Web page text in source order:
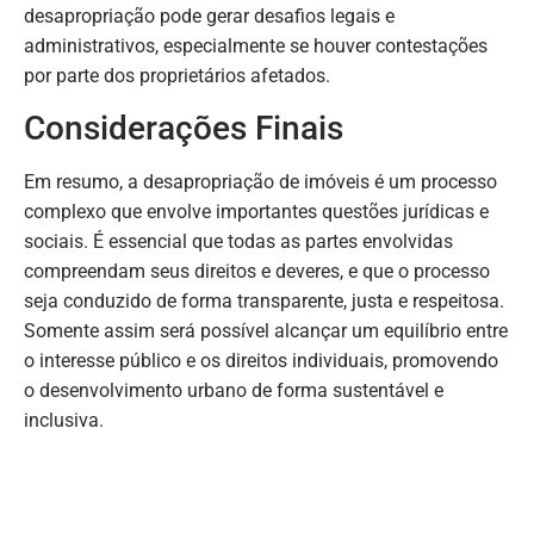
desapropriação pode gerar desafios legais e
administrativos, especialmente se houver contestações
por parte dos proprietários afetados.
Considerações Finais
Em resumo, a desapropriação de imóveis é um processo
complexo que envolve importantes questões jurídicas e
sociais. É essencial que todas as partes envolvidas
compreendam seus direitos e deveres, e que o processo
seja conduzido de forma transparente, justa e respeitosa.
Somente assim será possível alcançar um equilíbrio entre
o interesse público e os direitos individuais, promovendo
o desenvolvimento urbano de forma sustentável e
inclusiva.